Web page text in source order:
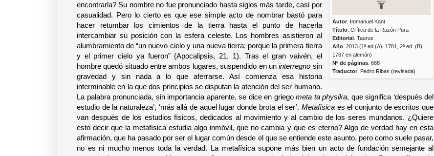
Autor . Immanuel Kant
Título . Crítica de la Razón Pura
Editorial . Taurus
Año . 2013 (1ª ed (A). 1781, 2ª ed. (B)
1787 en alemán)
Nº de páginas . 688
Traductor . Pedro Ribas (revisada)
encontrarla? Su nombre no fue pronunciado hasta siglos más tarde, casi por
casualidad. Pero lo cierto es que ese simple acto de nombrar bastó para
hacer retumbar los cimientos de la tierra hasta el punto de hacerla
intercambiar su posición con la esfera celeste. Los hombres asistieron al
alumbramiento de “un nuevo cielo y una nueva tierra; porque la primera tierra
y el primer cielo ya fueron” (Apocalipsis, 21, 1). Tras el gran vaivén, el
hombre quedó situado entre ambos lugares, suspendido en uninterregno sin
gravedad y sin nada a lo que aferrarse. Así comienza esa historia
interminable en la que dos principios se disputan la atención del ser humano.
La palabra pronunciada, sin importancia aparente, se dice en griego meta ta physika, que significa ‘después del
estudio de la naturaleza’, ‘más allá de aquel lugar donde brota el ser’. Metafísicaes el conjunto de escritos que
van después de los estudios físicos, dedicados al movimiento y al cambio de los seres mundanos. ¿Quiere
esto decir que la metafísica estudia algo inmóvil, que no cambia y que es eterno? Algo de verdad hay en esta
afirmación, que ha pasado por ser el lugar común desde el que se entiende este asunto, pero como suele pasar,
no es ni mucho menos toda la verdad. La metafísica supone más bien un acto de fundación semejante al